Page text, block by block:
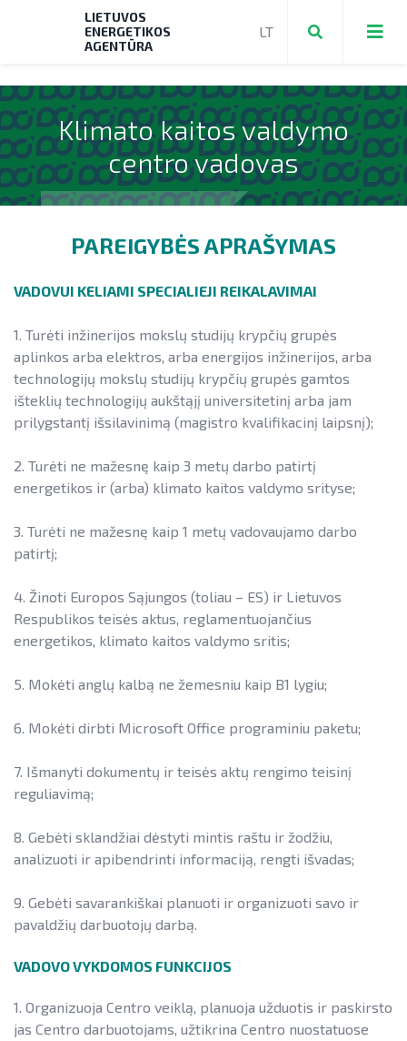
Tadas Norvydas
Teikti ir valdyti paraiškas bei mokėjimo
prašymus
Mokėjimo prašymų formos, dokumentai
► PRIVAČIŲ ELEKTROMOBILIŲ ĮKROVIMO
PRIEIGŲ ĮRENGIMAS
► KATILŲ KEITIMAS
► PARAMA ENERGIJOS KAUPIMO
ĮRENGINIAMS
► PARAMA SAULĖS ELEKTRINĖMS
SAUSUMOJE
paramai viešinti
Aktuali AEI statistika
AIE plėtros galimybių žemėlapis
energijos kaupimo įrenginių kainos
Energetikos bendrijos
Jūrinės vėjo energetikos plėtra
Vandenilis
ataskaitos ir kiti dokumentai
AEI transporte
Informacija apie AEI sistemas ir
AIE gamybos įrenginių montuotojų
atestavimo sistema
Savivaldybių AIE naudojimo plėtros
veiksmų planai
įrengti ant stogo
Procedūros ir leidimai
Teisinė aplinka
NENS įgyvendinimo stebėsena
stebėsena
Energetika išsamiai
Elektros energetikos sektorius
Gamtinių dujų sektorius
Kelių transporto sektorius
Šilumos energijos ir biokuro sektorius
Informacija apie paslaugų teikimą
ENSMOV Plus
PA Energy
LEAPto11
StreamSAVEplus
Energijos tiekėjų ir įmonių sutaupymo
susitarimų įgyvendinimas
Viešuosius interesus atitinkančių
Teisinė aplinka
Viešųjų pastatų atnaujinimas
LIETUVOS
ENERGETIKOS
AGENTŪRA
Klimato kaitos valdymo
centro vadovas
PAREIGYBĖS APRAŠYMAS
VADOVUI KELIAMI SPECIALIEJI REIKALAVIMAI
1. Turėti inžinerijos mokslų studijų krypčių grupės
aplinkos arba elektros, arba energijos inžinerijos, arba
technologijų mokslų studijų krypčių grupės gamtos
išteklių technologijų aukštąjį universitetinį arba jam
prilygstantį išsilavinimą (magistro kvalifikacinį laipsnį);
2. Turėti ne mažesnę kaip 3 metų darbo patirtį
energetikos ir (arba) klimato kaitos valdymo srityse;
3. Turėti ne mažesnę kaip 1 metų vadovaujamo darbo
patirtį;
4. Žinoti Europos Sąjungos (toliau – ES) ir Lietuvos
Respublikos teisės aktus, reglamentuojančius
energetikos, klimato kaitos valdymo sritis;
5. Mokėti anglų kalbą ne žemesniu kaip B1 lygiu;
6. Mokėti dirbti Microsoft Office programiniu paketu;
7. Išmanyti dokumentų ir teisės aktų rengimo teisinį
reguliavimą;
8. Gebėti sklandžiai dėstyti mintis raštu ir žodžiu,
analizuoti ir apibendrinti informaciją, rengti išvadas;
9. Gebėti savarankiškai planuoti ir organizuoti savo ir
pavaldžių darbuotojų darbą.
VADOVO VYKDOMOS FUNKCIJOS
1. Organizuoja Centro veiklą, planuoja užduotis ir paskirsto
jas Centro darbuotojams, užtikrina Centro nuostatuose